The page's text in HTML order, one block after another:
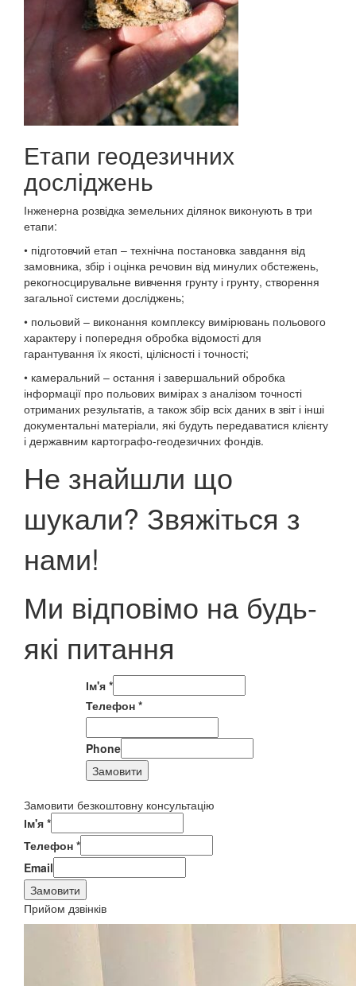
Етапи геодезичних
досліджень
Інженерна розвідка земельних ділянок виконують в три
етапи:
• підготовчий етап – технічна постановка завдання від
замовника, збір і оцінка речовин від минулих обстежень,
рекогносцирувальне вивчення грунту і грунту, створення
загальної системи досліджень;
• польовий – виконання комплексу вимірювань польового
характеру і попередня обробка відомості для
гарантування їх якості, цілісності і точності;
• камеральний – остання і завершальний обробка
інформації про польових вимірах з аналізом точності
отриманих результатів, а також збір всіх даних в звіт і інші
документальні матеріали, які будуть передаватися клієнту
і державним картографо-геодезичних фондів.
Не знайшли що
шукали? Звяжіться з
нами!
Ми відповімо на будь-
які питання
Ім'я *
Телефон *
Phone
Замовити
Замовити безкоштовну консультацію
Ім'я *
Телефон *
Email
Замовити
Прийом дзвінків